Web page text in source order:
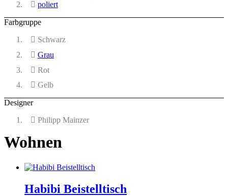
poliert
Farbgruppe
Schwarz
Grau
Rot
Gelb
Designer
Philipp Mainzer
Wohnen
Habibi Beistelltisch